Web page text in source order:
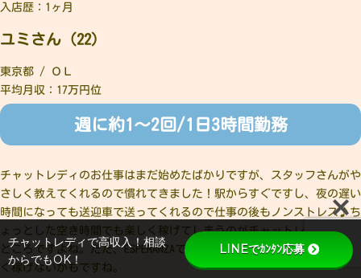
入店歴：1ヶ月
ユミさん（22）
東京都 / ＯＬ
平均月収：17万円位
週に約1～2回/1日3時間勤務
チャットレディのお仕事はまだ始めたばかりですが、スタッフさんがや
さしく教えてくれるので慣れてきました！駅からすぐですし、夜の遅い
時間になっても送迎車で送ってくれるので仕事の後もノンストレス♪ち
ょっとした空き時間でも楽しく稼げてしまうのがチャットレディの良い
ところですよね。ただ、ESPERANZAでチャットレディをしないと効率よ
く稼げないかもですね。
チャットレディで高収入！相談
からでもOK！
LINEでｶﾝﾀﾝ応募